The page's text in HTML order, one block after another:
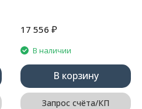
17 556 ₽
В наличии
В корзину
Запрос счёта/КП